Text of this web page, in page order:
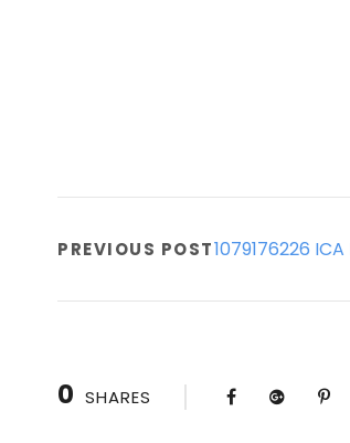
PREVIOUS POST1079176226 ICA
0 SHARES